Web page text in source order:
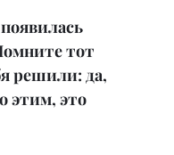
тот
решили: да,
этим, это